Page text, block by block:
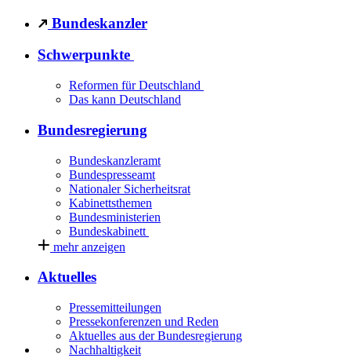
Bundeskanzler
Schwerpunkte
Reformen für Deutschland
Das kann Deutschland
Bundesregierung
Bundeskanzleramt
Bundespresseamt
Nationaler Sicherheitsrat
Kabinettsthemen
Bundesministerien
Bundeskabinett
mehr anzeigen
Aktuelles
Pressemitteilungen
Pressekonferenzen und Reden
Aktuelles aus der Bundesregierung
Nachhaltigkeit